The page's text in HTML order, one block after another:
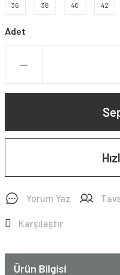
36 38 40 42
Adet
Yorum Yaz
Karşılaştır
Ürün Bilgisi